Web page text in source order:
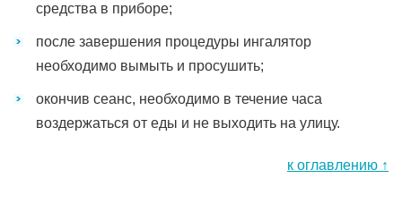
средства в приборе;
после завершения процедуры ингалятор
необходимо вымыть и просушить;
окончив сеанс, необходимо в течение часа
воздержаться от еды и не выходить на улицу.
к оглавлению ↑